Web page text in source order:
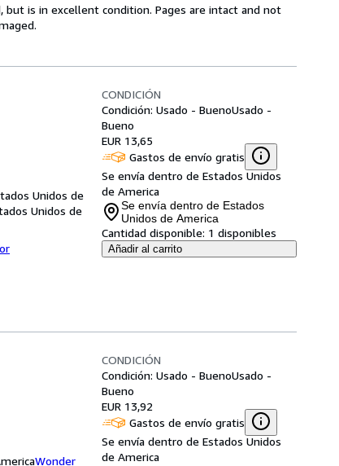
but is in excellent condition. Pages are intact and not
Unidos de
Unidos de
CONDICIÓN
Condición: Usado - BuenoUsado -
Bueno
EUR 13,65
Gastos de envío gratis
Se envía dentro de Estados Unidos
de America
Se envía dentro de Estados
Unidos de America
Cantidad disponible: 1 disponibles
Añadir al carrito
Wonder
CONDICIÓN
Condición: Usado - BuenoUsado -
Bueno
EUR 13,92
Gastos de envío gratis
Se envía dentro de Estados Unidos
de America